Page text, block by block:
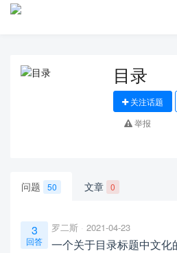
目录
关注话题
举报
问题 50 文章 0
3
回答
罗二斯 2021-04-23
一个关于目录标题中文化